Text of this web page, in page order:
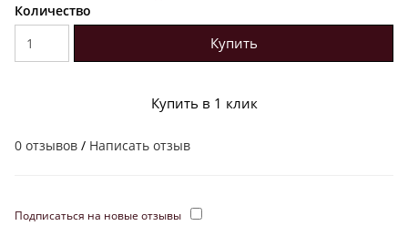
Количество
Купить
Купить в 1 клик
0 отзывов / Написать отзыв
Подписаться на новые отзывы